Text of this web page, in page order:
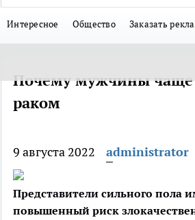
Интересное Общество Заказать
Почему мужчины чаще
раком
9 августа 2022 administrator
Представители сильного пола
повышенный риск